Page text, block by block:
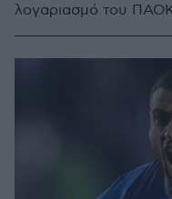
λογαριασμό του